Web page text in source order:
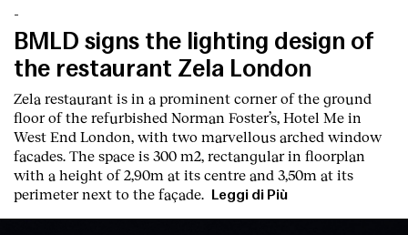
-
BMLD signs the lighting design of
the restaurant Zela London
Zela restaurant is in a prominent corner of the ground
floor of the refurbished Norman Foster’s, Hotel Me in
West End London, with two marvellous arched window
facades. The space is 300 m2, rectangular in floorplan
with a height of 2,90m at its centre and 3,50m at its
perimeter next to the façade.
Leggi di Più